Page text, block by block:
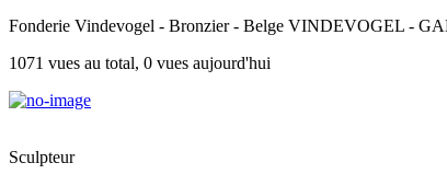
Fonderie Vindevogel - Bronzier - Belge VINDEVOGEL -
1071 vues au total, 0 vues aujourd'hui
Sculpteur